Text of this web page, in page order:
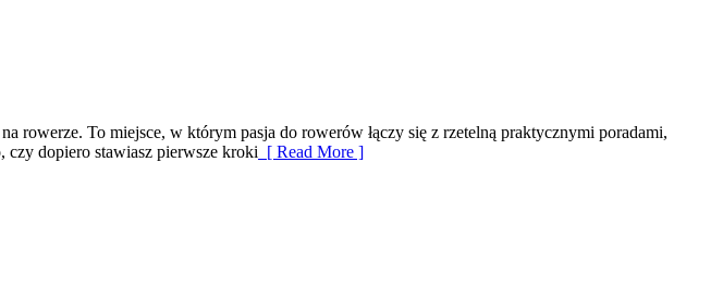
rowerze. To miejsce, w którym pasja do rowerów łączy się z rzetelną praktycznymi poradami,
czy dopiero stawiasz pierwsze kroki [ Read More ]